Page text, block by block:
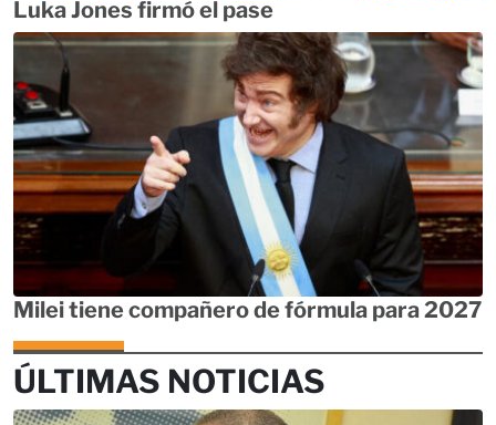
Luka Jones firmó el pase
Milei tiene compañero de fórmula para 2027
ÚLTIMAS NOTICIAS